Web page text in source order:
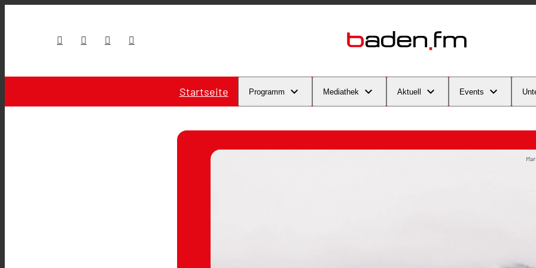
Startseite Programm Mediathek Aktuell Events